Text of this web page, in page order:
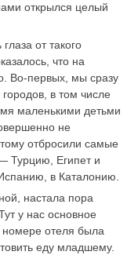
открылся целый
от такого
что на
Во-первых, мы сразу
в том числе
маленькими детьми
не
отбросили самые
Турцию, Египет и
в Каталонию.
настала пора
у нас основное
номере отеля была
еду младшему.